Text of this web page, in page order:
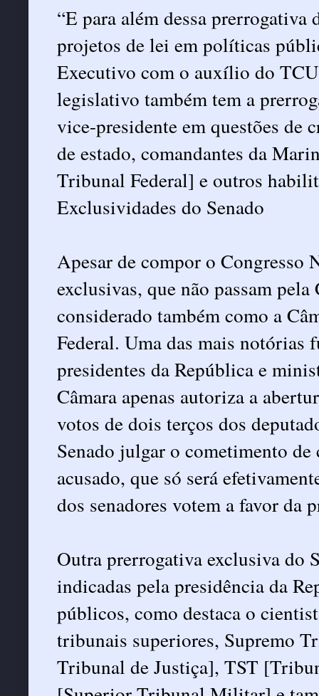
“E para além dessa
projetos de lei em políticas
Executivo com o auxílio do
legislativo também tem a
vice-presidente em questões de
de estado, comandantes da
Tribunal Federal] e outros
Exclusividades do Senado
Apesar de compor o Congresso
exclusivas, que não passam
considerado também como a
Federal. Uma das mais notórias
presidentes da República e
Câmara apenas autoriza a
votos de dois terços dos
Senado julgar o cometimento
acusado, que só será
dos senadores votem a favor da
Outra prerrogativa exclusiva do
indicadas pela presidência da
públicos, como destaca o
tribunais superiores, Supremo
Tribunal de Justiça], TST